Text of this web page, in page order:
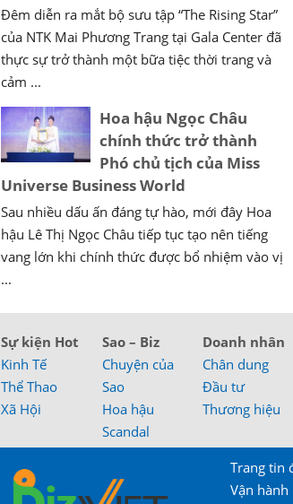
Đêm diễn ra mắt bộ sưu tập “The Rising Star”
của NTK Mai Phương Trang tại Gala Center đã
thực sự trở thành một bữa tiệc thời trang và
cảm ...
Hoa hậu Ngọc Châu
chính thức trở thành
Phó chủ tịch của Miss
Universe Business World
Sau nhiều dấu ấn đáng tự hào, mới đây Hoa
hậu Lê Thị Ngọc Châu tiếp tục tạo nên tiếng
vang lớn khi chính thức được bổ nhiệm vào vị
...
Sự kiện Hot
Kinh Tế
Thể Thao
Xã Hội
Sao – Biz
Chuyện của
Sao
Hoa hậu
Scandal
Doanh nhân
Chân dung
Đầu tư
Thương hiệu
Trang tin
Vận hành